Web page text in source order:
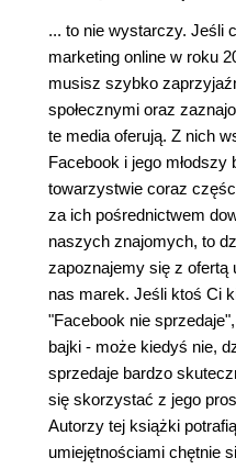
... to nie wystarczy. Jeśli
marketing online w roku
musisz szybko
społecznymi oraz
te media oferują. Z nich
Facebook i jego młodszy
towarzystwie coraz
za ich pośrednictwem
naszych znajomych, to
zapoznajemy się z ofertą
nas marek. Jeśli ktoś Ci
"Facebook nie
bajki - może kiedyś nie,
sprzedaje bardzo
się skorzystać z jego
Autorzy tej książki
umiejętnościami chętnie